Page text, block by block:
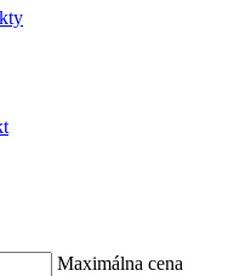
Maximálna cena